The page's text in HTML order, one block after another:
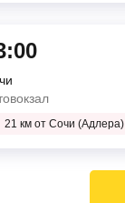
21 км от Сочи (Адлера)